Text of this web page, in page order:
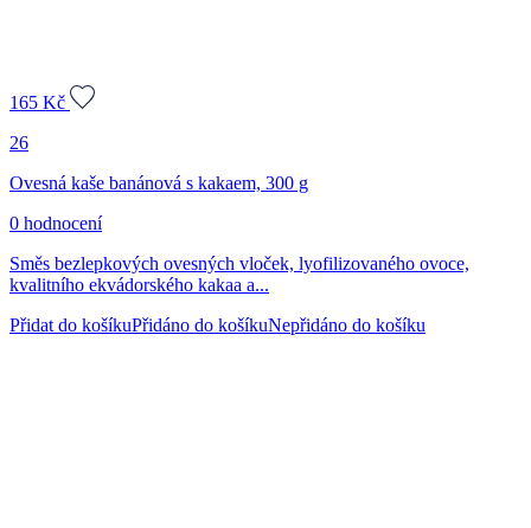
165 Kč
26
Ovesná kaše banánová s kakaem, 300 g
0 hodnocení
Směs bezlepkových ovesných vloček, lyofilizovaného ovoce,
kvalitního ekvádorského kakaa a...
Přidat do košíkuPřidáno do košíkuNepřidáno do košíku